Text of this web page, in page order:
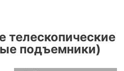
телескопические
подъемники)